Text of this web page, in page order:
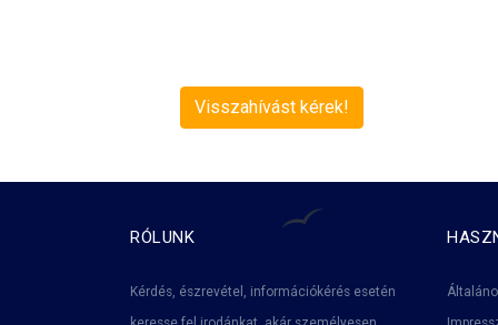
Visszahívást kérek!
RÓLUNK
Kérdés, észrevétel, információkérés esetén